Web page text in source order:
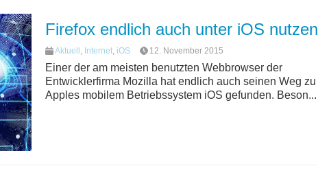
Firefox endlich auch unter iOS nutzen
Aktuell , Internet, iOS 12. November 2015
Einer der am meisten benutzten Webbrowser der
Entwicklerfirma Mozilla hat endlich auch seinen Weg zu
Apples mobilem Betriebssystem iOS gefunden. Beson...